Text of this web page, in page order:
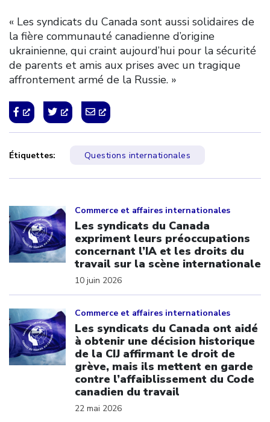
« Les syndicats du Canada sont aussi solidaires de
la fière communauté canadienne d’origine
ukrainienne, qui craint aujourd’hui pour la sécurité
de parents et amis aux prises avec un tragique
affrontement armé de la Russie. »
Étiquettes: Questions internationales
Commerce et affaires internationales
Les syndicats du Canada
expriment leurs préoccupations
concernant l’IA et les droits du
travail sur la scène internationale
10 juin 2026
Commerce et affaires internationales
Les syndicats du Canada ont aidé
à obtenir une décision historique
de la CIJ affirmant le droit de
grève, mais ils mettent en garde
contre l’affaiblissement du Code
canadien du travail
22 mai 2026